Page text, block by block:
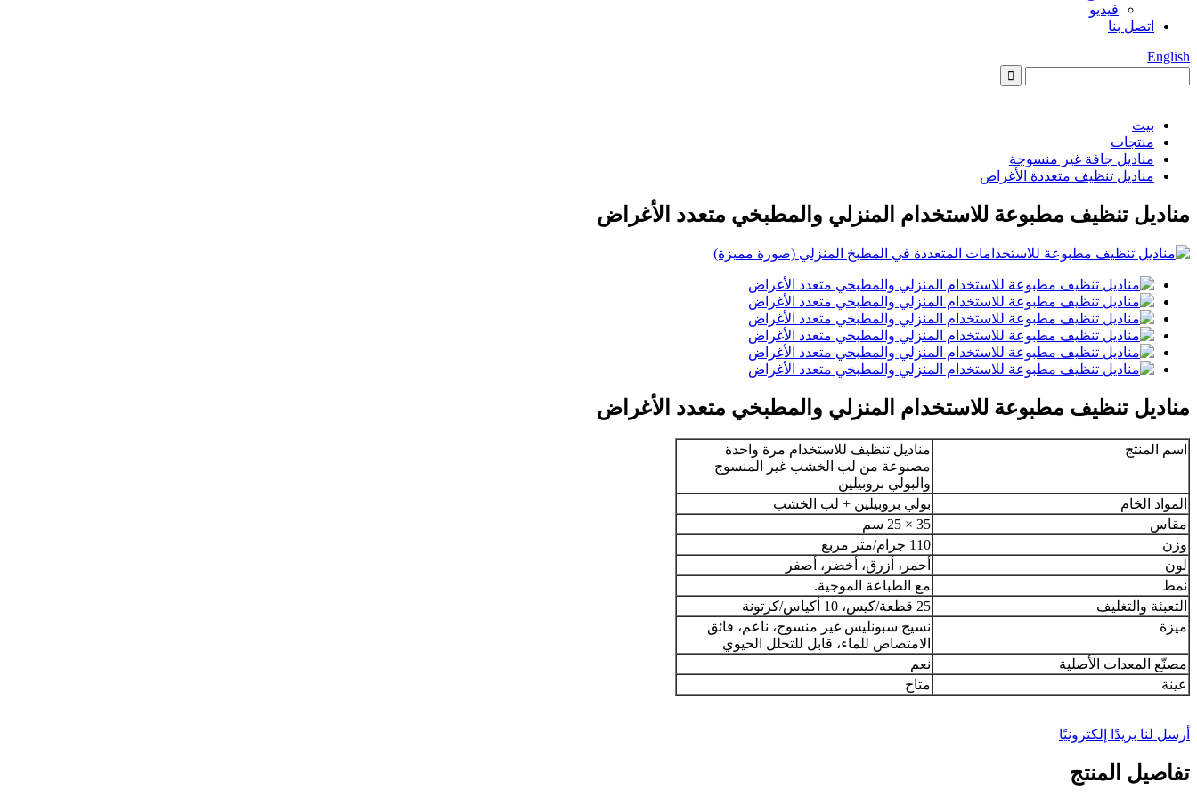
فيديو
اتصل بنا
English
بيت
منتجات
مناديل جافة غير منسوجة
مناديل تنظيف متعددة الأغراض
مناديل تنظيف مطبوعة للاستخدام المنزلي والمطبخي متعدد الأغراض
مناديل تنظيف مطبوعة للاستخدام المنزلي والمطبخي متعدد الأغراض
اسم المنتج
مناديل تنظيف للاستخدام مرة واحدة
مصنوعة من لب الخشب غير المنسوج
والبولي بروبيلين
المواد الخام
بولي بروبيلين + لب الخشب
مقاس
35 × 25 سم
وزن
110 جرام/متر مربع
لون
أحمر، أزرق، أخضر، أصفر
نمط
مع الطباعة الموجية.
التعبئة والتغليف
25 قطعة/كيس، 10 أكياس/كرتونة
ميزة
نسيج سبونليس غير منسوج، ناعم، فائق
الامتصاص للماء، قابل للتحلل الحيوي
مصنّع المعدات الأصلية
نعم
عينة
متاح
أرسل لنا بريدًا إلكترونيًا
تفاصيل المنتج